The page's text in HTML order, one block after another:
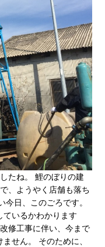
たね。 鯉のぼりの建
、ようやく店舗も落ち
日、このごろです。
ているかわかります
修工事に伴い、今まで
せん。 そのために、